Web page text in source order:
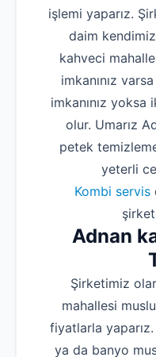
işlemi yaparız.
daim
kahveci
imkanınız
imkanınız yoksa
olur. Umarız
petek
yeterli
Kombi servis
Adnan
Şirketimiz
mahallesi
fiyatlarla
ya da banyo